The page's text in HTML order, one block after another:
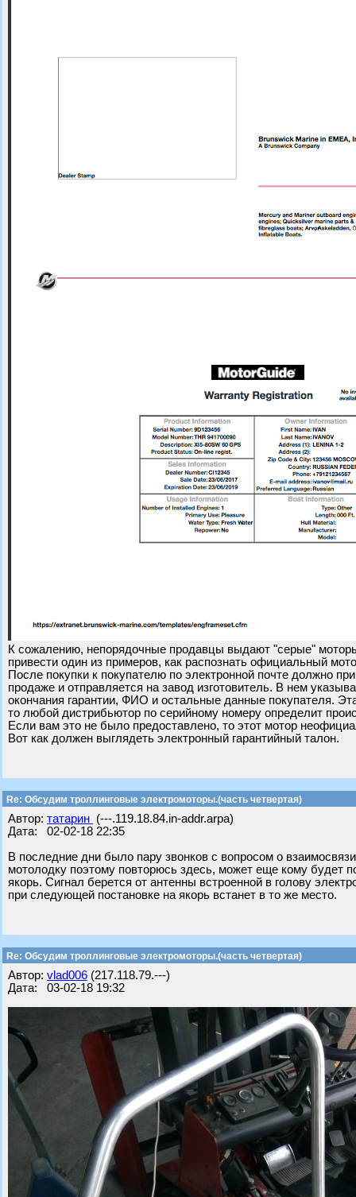
К сожалению, непорядочные продавцы выдают "серые"
привести один из примеров, как распознать официальный
После покупки к покупателю по электронной почте должно
продаже и отправляется на завод изготовитель. В нем
окончания гарантии, ФИО и остальные данные покупателя.
то любой дистрибьютор по серийному номеру определит
Если вам это не было предоставлено, то этот мотор
Вот как должен выглядеть электронный гарантийный талон.
Re: Обсудим троллинговые электромоторы.(часть четвертая)
Автор: татарин (---.119.18.84.in-addr.arpa)
Дата: 02-02-18 22:35
В последние дни было пару звонков с вопросом о
мотолодку поэтому повторюсь здесь, может еще кому будет
якорь. Сигнал берется от антенны встроенной в голову
при следующей постановке на якорь встанет в то же место.
Re: Обсудим троллинговые электромоторы.(часть четвертая)
Автор: vlad006 (217.118.79.---)
Дата: 03-02-18 19:32